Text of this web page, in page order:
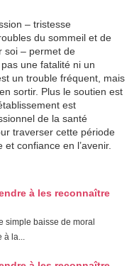
– tristesse
du sommeil et de
soi – permet de
une fatalité ni un
un trouble fréquent, mais
sortir. Plus le soutien est
est
de la santé
traverser cette période
confiance en l’avenir.
à les reconnaître
simple baisse de moral
à la...